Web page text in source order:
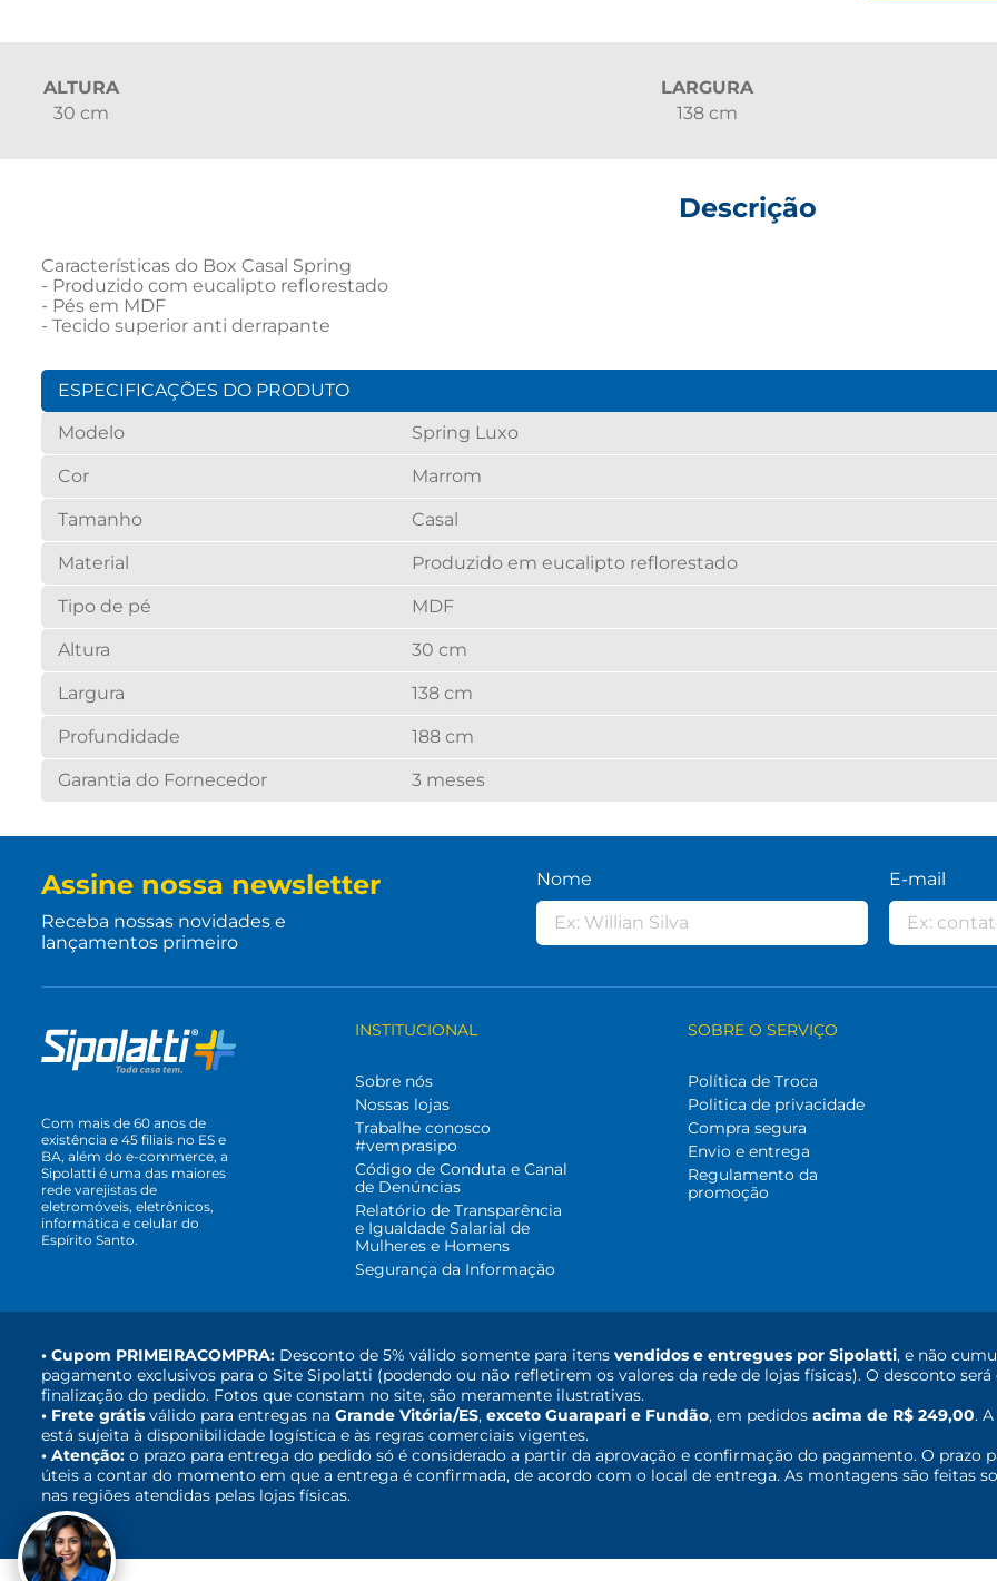
ALTURA
30 cm
LARGURA
138 cm
Descrição
Características do Box Casal Spring
- Produzido com eucalipto reflorestado
- Pés em MDF
- Tecido superior anti derrapante
ESPECIFICAÇÕES DO PRODUTO
Modelo
Spring Luxo
Cor Marrom
Tamanho Casal
Material Produzido em eucalipto reflorestado
Tipo de pé MDF
Altura 30 cm
Largura 138 cm
Profundidade 188 cm
Garantia do Fornecedor 3 meses
Assine nossa newsletter
Receba nossas novidades e
lançamentos primeiro
Nome E-mail
Com mais de 60 anos de
existência e 45 filiais no ES e
BA, além do e-commerce, a
Sipolatti é uma das maiores
rede varejistas de
eletromóveis, eletrônicos,
informática e celular do
Espírito Santo.
INSTITUCIONAL
Sobre nós
Nossas lojas
Trabalhe conosco
#vemprasipo
Código de Conduta e Canal
de Denúncias
Relatório de Transparência
e Igualdade Salarial de
Mulheres e Homens
Segurança da Informação
SOBRE O SERVIÇO
Política de Troca
Politica de privacidade
Compra segura
Envio e entrega
Regulamento da
promoção
• Cupom PRIMEIRACOMPRA: Desconto de 5% válido somente para itens vendidos e entregues por Sipolatti, e não
pagamento exclusivos para o Site Sipolatti (podendo ou não refletirem os valores da rede de lojas físicas). O desconto
finalização do pedido. Fotos que constam no site, são meramente ilustrativas.
• Frete grátis válido para entregas na Grande Vitória/ES, exceto Guarapari e Fundão, em pedidos acima de R$ 249,00.
está sujeita à disponibilidade logística e às regras comerciais vigentes.
• Atenção: o prazo para entrega do pedido só é considerado a partir da aprovação e confirmação do pagamento. O prazo
úteis a contar do momento em que a entrega é confirmada, de acordo com o local de entrega. As montagens são feitas
nas regiões atendidas pelas lojas físicas.